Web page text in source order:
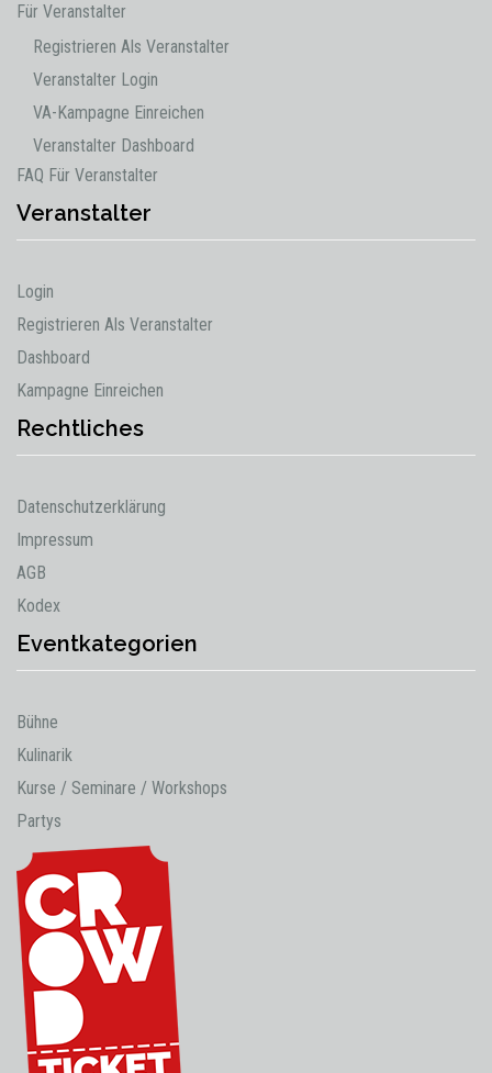
Für Veranstalter
Registrieren Als Veranstalter
Veranstalter Login
VA-Kampagne Einreichen
Veranstalter Dashboard
FAQ Für Veranstalter
Veranstalter
Login
Registrieren Als Veranstalter
Dashboard
Kampagne Einreichen
Rechtliches
Datenschutzerklärung
Impressum
AGB
Kodex
Eventkategorien
Bühne
Kulinarik
Kurse / Seminare / Workshops
Partys